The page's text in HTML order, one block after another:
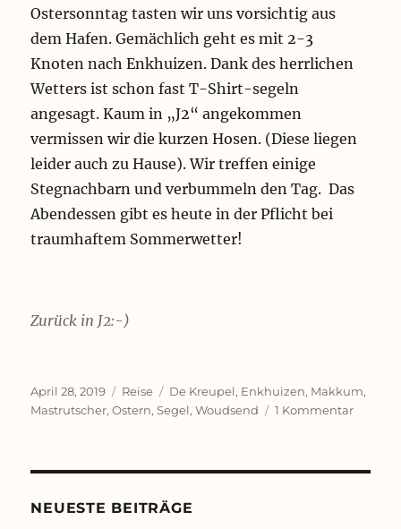
Ostersonntag tasten wir uns vorsichtig aus
dem Hafen. Gemächlich geht es mit 2-3
Knoten nach Enkhuizen. Dank des herrlichen
Wetters ist schon fast T-Shirt-segeln
angesagt. Kaum in „J2“ angekommen
vermissen wir die kurzen Hosen. (Diese liegen
leider auch zu Hause). Wir treffen einige
Stegnachbarn und verbummeln den Tag. Das
Abendessen gibt es heute in der Pflicht bei
traumhaftem Sommerwetter!
Zurück in J2:-)
Veröffentlicht
am
April 28, 2019 Kategorien
Reise Schlagwörter
De Kreupel, Enkhuizen, Makkum,
Mastrutscher,Ostern,Segel,Woudsend 1 Kommentarzu
NEUESTE BEITRÄGE